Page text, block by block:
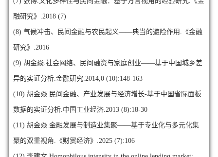
融研究》.2018 (7)
(8) 气候冲击、民间金融与农民起义——典当的避险作用.《金融
研究》.2016
(9) 胡金焱.社会网络、民间融资与家庭创业——基于中国城乡差
异的实证分析.金融研究.2014,0 (10):148-163
(10) 胡金焱.民间金融、产业发展与经济增长-基于中国省际面板
数据的实证分析.中国工业经济.2013 (8):18-30
(11) 胡金焱.金融发展与制造业集聚——基于专业化与多元化集
聚的双重视角.《财贸经济》.2025 (7):106